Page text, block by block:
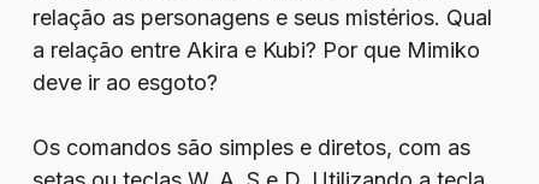
relação as personagens e seus mistérios. Qual
a relação entre Akira e Kubi? Por que Mimiko
deve ir ao esgoto?
Os comandos são simples e diretos, com as